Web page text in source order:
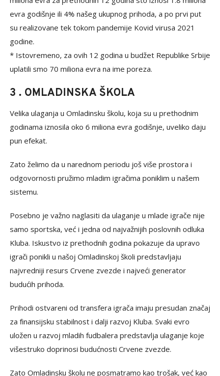
evra godišnje ili 4% našeg ukupnog prihoda, a po prvi put
su realizovane tek tokom pandemije Kovid virusa 2021
godine.
* Istovremeno, za ovih 12 godina u budžet Republike Srbije
uplatili smo 70 miliona evra na ime poreza.
3 . OMLADINSKA ŠKOLA
Velika ulaganja u Omladinsku školu, koja su u prethodnim
godinama iznosila oko 6 miliona evra godišnje, uveliko daju
pun efekat.
Zato želimo da u narednom periodu još više prostora i
odgovornosti pružimo mladim igračima poniklim u našem
sistemu.
Posebno je važno naglasiti da ulaganje u mlade igrače nije
samo sportska, već i jedna od najvažnijih poslovnih odluka
Kluba. Iskustvo iz prethodnih godina pokazuje da upravo
igrači ponikli u našoj Omladinskoj školi predstavljaju
najvredniji resurs Crvene zvezde i najveći generator
budućih prihoda.
Prihodi ostvareni od transfera igrača imaju presudan značaj
za finansijsku stabilnost i dalji razvoj Kluba. Svaki evro
uložen u razvoj mladih fudbalera predstavlja ulaganje koje
višestruko doprinosi budućnosti Crvene zvezde.
Zato Omladinsku školu ne posmatramo kao trošak, već kao